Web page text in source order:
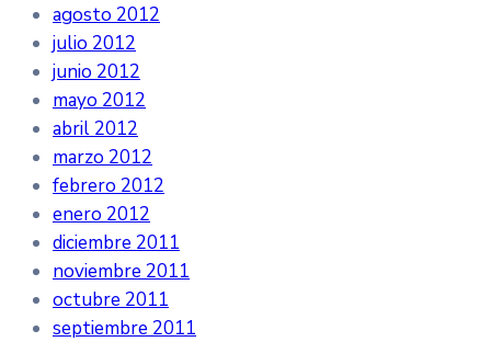
agosto 2012
julio 2012
junio 2012
mayo 2012
abril 2012
marzo 2012
febrero 2012
enero 2012
diciembre 2011
noviembre 2011
octubre 2011
septiembre 2011